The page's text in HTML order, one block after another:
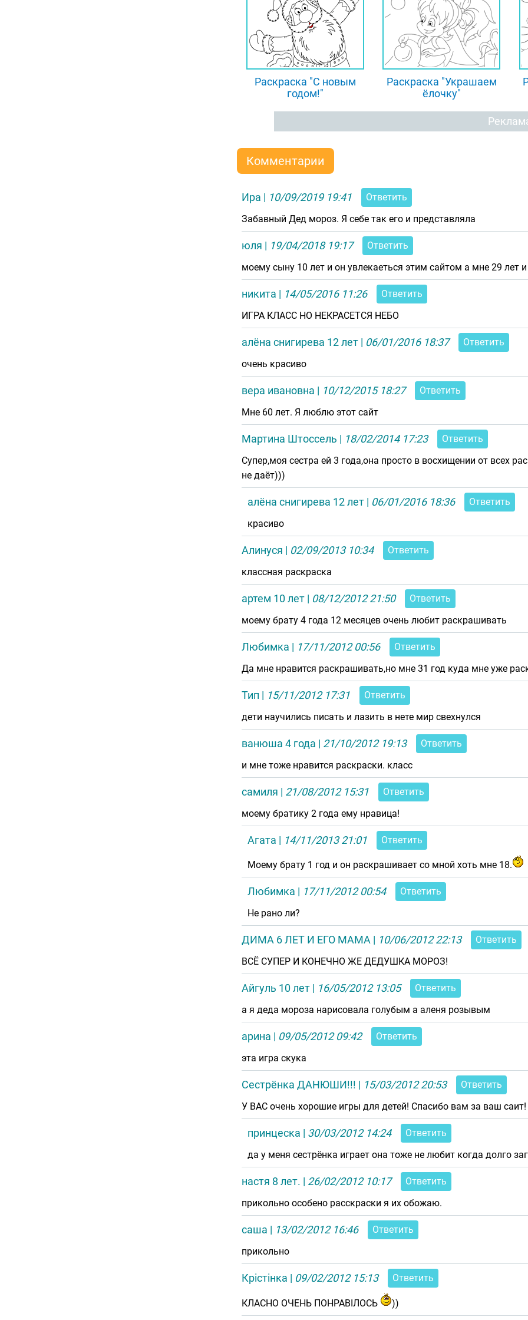
Раскраска "С новым
годом!"
Раскраска "Украшаем
ёлочку"
Комментарии
Ира | 10/09/2019 19:41
Ответить
Забавный Дед мороз. Я себе так его и представляла
юля | 19/04/2018 19:17
Ответить
моему сыну 10 лет и он увлекаеться этим сайтом а мне 29 лет
никита | 14/05/2016 11:26
Ответить
ИГРА КЛАСС НО НЕКРАСЕТСЯ НЕБО
алёна снигирева 12 лет | 06/01/2016 18:37
Ответить
очень красиво
вера ивановна | 10/12/2015 18:27
Ответить
Мне 60 лет. Я люблю этот сайт
Мартина Штоссель | 18/02/2014 17:23
Ответить
Супер,моя сестра ей 3 года,она просто в восхищении от всех
не даёт)))
алёна снигирева 12 лет | 06/01/2016 18:36
Ответить
красиво
Алинуся | 02/09/2013 10:34
Ответить
классная раскраска
артем 10 лет | 08/12/2012 21:50
Ответить
моему брату 4 года 12 месяцев очень любит раскрашивать
Любимка | 17/11/2012 00:56
Ответить
Да мне нравится раскрашивать,но мне 31 год куда мне уже
Тип | 15/11/2012 17:31
Ответить
дети научились писать и лазить в нете мир свехнулся
ванюша 4 года | 21/10/2012 19:13
Ответить
и мне тоже нравится раскраски. класс
самиля | 21/08/2012 15:31
Ответить
моему братику 2 года ему нравица!
Агата | 14/11/2013 21:01 Ответить
Моему брату 1 год и он раскрашивает со мной хоть мне 18.
Любимка | 17/11/2012 00:54
Ответить
Не рано ли?
ДИМА 6 ЛЕТ И ЕГО МАМА | 10/06/2012 22:13
Ответить
ВСЁ СУПЕР И КОНЕЧНО ЖЕ ДЕДУШКА МОРОЗ!
Айгуль 10 лет | 16/05/2012 13:05
Ответить
а я деда мороза нарисовала голубым а аленя розывым
арина | 09/05/2012 09:42
Ответить
эта игра скука
Сестрёнка ДАНЮШИ!!! | 15/03/2012 20:53
Ответить
У ВАС очень хорошие игры для детей! Спасибо вам за ваш
принцеска | 30/03/2012 14:24
Ответить
да у меня сестрёнка играет она тоже не любит когда долго
настя 8 лет. | 26/02/2012 10:17
Ответить
прикольно особено расскраски я их обожаю.
саша | 13/02/2012 16:46
Ответить
прикольно
Крістінка | 09/02/2012 15:13 Ответить
КЛАСНО ОЧЕНЬ ПОНРАВІЛОСЬ ))